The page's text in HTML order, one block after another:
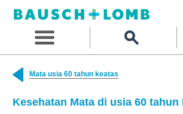
Mata usia 60 tahun keatas
Kesehatan Mata di usia 60 tahun